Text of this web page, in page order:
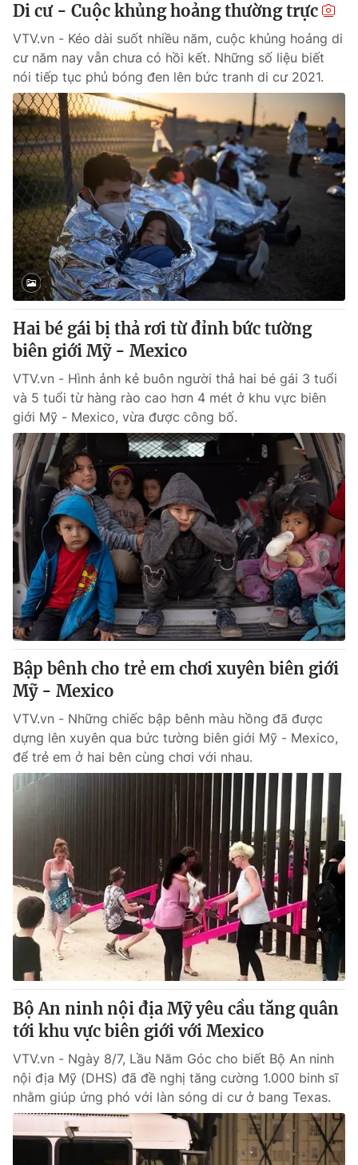
Di cư - Cuộc khủng hoảng thường trực
VTV.vn - Kéo dài suốt nhiều năm, cuộc khủng hoảng di
cư năm nay vẫn chưa có hồi kết. Những số liệu biết
nói tiếp tục phủ bóng đen lên bức tranh di cư 2021.
Hai bé gái bị thả rơi từ đỉnh bức tường
biên giới Mỹ - Mexico
VTV.vn - Hình ảnh kẻ buôn người thả hai bé gái 3 tuổi
và 5 tuổi từ hàng rào cao hơn 4 mét ở khu vực biên
giới Mỹ - Mexico, vừa được công bố.
Bập bênh cho trẻ em chơi xuyên biên giới
Mỹ - Mexico
VTV.vn - Những chiếc bập bênh màu hồng đã được
dựng lên xuyên qua bức tường biên giới Mỹ - Mexico,
để trẻ em ở hai bên cùng chơi với nhau.
Bộ An ninh nội địa Mỹ yêu cầu tăng quân
tới khu vực biên giới với Mexico
VTV.vn - Ngày 8/7, Lầu Năm Góc cho biết Bộ An ninh
nội địa Mỹ (DHS) đã đề nghị tăng cường 1.000 binh sĩ
nhằm giúp ứng phó với làn sóng di cư ở bang Texas.